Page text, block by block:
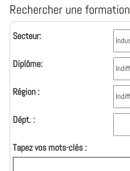
Rechercher une formation
Secteur:
Diplôme:
Région :
Dépt. :
Tapez vos mots-clés :